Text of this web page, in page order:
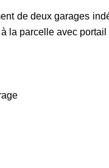
de deux garages
la parcelle avec